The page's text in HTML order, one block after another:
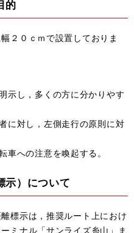
的
２０ｃｍで設置しておりま
示し，多くの方に分かりやす
に対し，左側走行の原則に対
車への注意を喚起する。
）について
標示は，推奨ルート上におけ
ミナル「サンライズ糸山」ま